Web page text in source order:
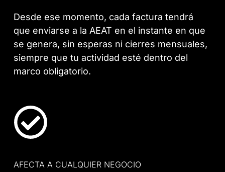
Desde ese momento, cada factura tendrá
que enviarse a la AEAT en el instante en que
se genera, sin esperas ni cierres mensuales,
siempre que tu actividad esté dentro del
marco obligatorio.
AFECTA A CUALQUIER NEGOCIO